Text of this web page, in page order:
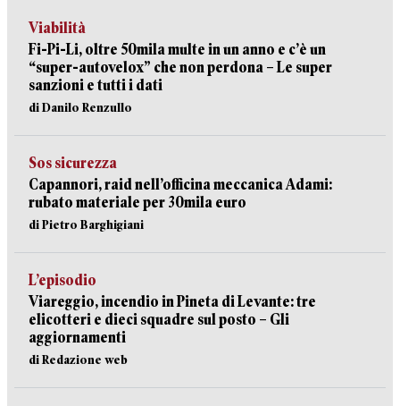
Viabilità
Fi-Pi-Li, oltre 50mila multe in un anno e c’è un
“super-autovelox” che non perdona – Le super
sanzioni e tutti i dati
di Danilo Renzullo
Sos sicurezza
Capannori, raid nell’officina meccanica Adami:
rubato materiale per 30mila euro
di Pietro Barghigiani
L’episodio
Viareggio, incendio in Pineta di Levante: tre
elicotteri e dieci squadre sul posto – Gli
aggiornamenti
di Redazione web